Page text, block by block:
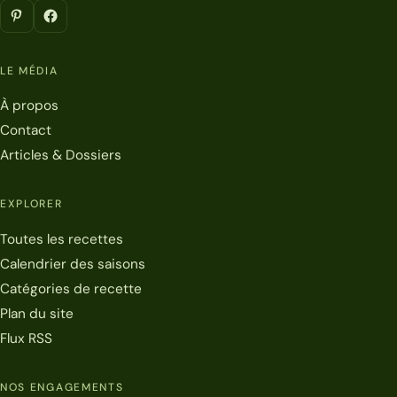
LE MÉDIA
À propos
Contact
Articles & Dossiers
EXPLORER
Toutes les recettes
Calendrier des saisons
Catégories de recette
Plan du site
Flux RSS
NOS ENGAGEMENTS